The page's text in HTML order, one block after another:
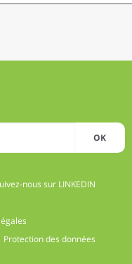
OK
nous sur LINKEDIN
Protection des données